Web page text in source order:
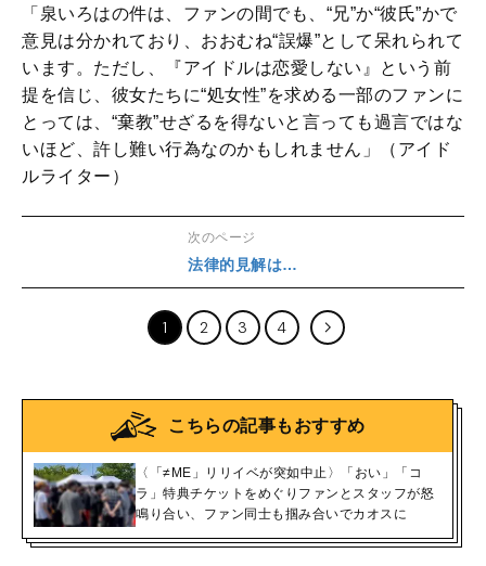
「泉いろはの件は、ファンの間でも、“兄”か“彼氏”かで
意見は分かれており、おおむね“誤爆”として呆れられて
います。ただし、『アイドルは恋愛しない』という前
提を信じ、彼女たちに“処女性”を求める一部のファンに
とっては、“棄教”せざるを得ないと言っても過言ではな
いほど、許し難い行為なのかもしれません」（アイド
ルライター）
次のページ
法律的見解は…
1 2 3 4
こちらの記事もおすすめ
〈「≠ME」リリイベが突如中止〉「おい」「コ
ラ」特典チケットをめぐりファンとスタッフが怒
鳴り合い、ファン同士も掴み合いでカオスに